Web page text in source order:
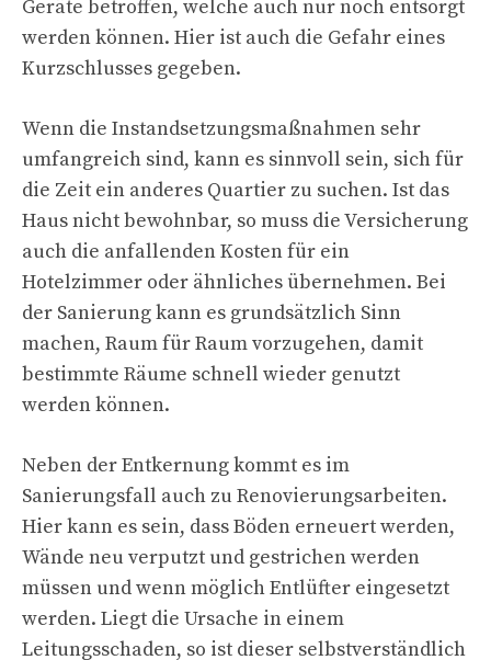
Geräte betroffen, welche auch nur noch entsorgt
werden können. Hier ist auch die Gefahr eines
Kurzschlusses gegeben.
Wenn die Instandsetzungsmaßnahmen sehr
umfangreich sind, kann es sinnvoll sein, sich für
die Zeit ein anderes Quartier zu suchen. Ist das
Haus nicht bewohnbar, so muss die Versicherung
auch die anfallenden Kosten für ein
Hotelzimmer oder ähnliches übernehmen. Bei
der Sanierung kann es grundsätzlich Sinn
machen, Raum für Raum vorzugehen, damit
bestimmte Räume schnell wieder genutzt
werden können.
Neben der Entkernung kommt es im
Sanierungsfall auch zu Renovierungsarbeiten.
Hier kann es sein, dass Böden erneuert werden,
Wände neu verputzt und gestrichen werden
müssen und wenn möglich Entlüfter eingesetzt
werden. Liegt die Ursache in einem
Leitungsschaden, so ist dieser selbstverständlich